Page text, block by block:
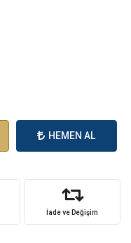
HEMEN AL
İade ve Değişim